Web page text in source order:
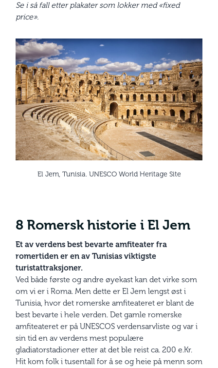
Se i så fall etter plakater som lokker med «fixed
price».
El Jem, Tunisia. UNESCO World Heritage Site
8 Romersk historie i El Jem
Et av verdens best bevarte amfi­teater fra
romertiden er en av Tunisias viktigste
turistattraksjoner.
Ved både første og andre øyekast kan det virke som
om vi er i Roma. Men dette er El Jem lengst øst i
Tunisia, hvor det romerske amfiteateret er blant de
best bevarte i hele verden. Det gamle romerske
amfiteateret er på UNESCOS verdensarvliste og var i
sin tid en av verdens mest populære
gladiatorstadioner etter at det ble reist ca. 200 e.Kr.
Hit kom folk i tusentall for å se og heie på menn som